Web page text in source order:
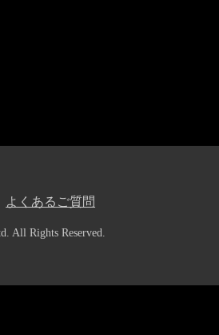
よくあるご質問
All Rights Reserved.